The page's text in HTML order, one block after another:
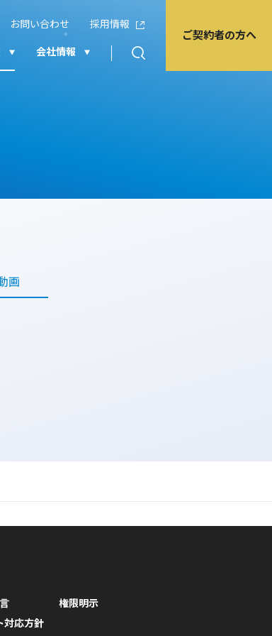
会社情報
ご契約者の方へ
お問い合わせ 採用情報
画
権限明示
対応方針